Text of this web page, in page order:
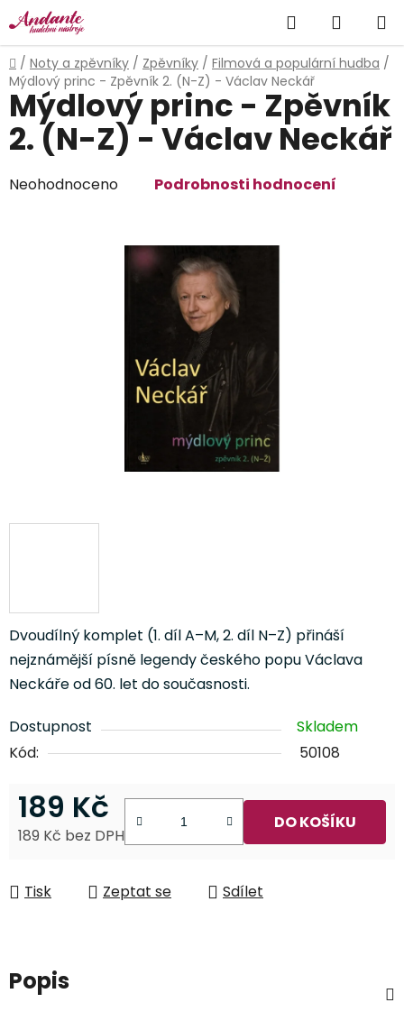
Přejít
na
obsah
Hledat
KOŠÍK
Domů
/ Noty a zpěvníky / Zpěvníky / Filmová a populární hudba /
Mýdlový princ - Zpěvník 2. (N-Z) - Václav Neckář
Dvoudílný komplet (1. díl A–M, 2. díl N–Z) přináší
nejznámější písně legendy českého popu Václava
Neckáře od 60. let do současnosti.
Dostupnost
Skladem
Kód:
50108
189 Kč
189 Kč bez DPH
DO KOŠÍKU
Tisk Zeptat se Sdílet
Mýdlový princ - Zpěvník
2. (N-Z) - Václav Neckář
Průměrné
Neohodnoceno Podrobnosti hodnocení
Popis